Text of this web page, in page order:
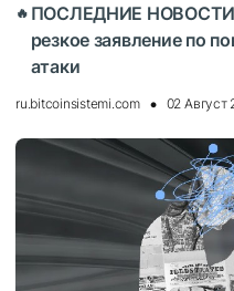
🔥 ПОСЛЕДНИЕ НОВОСТИ:
резкое заявление по
атаки
ru.bitcoinsistemi.com 02 Август